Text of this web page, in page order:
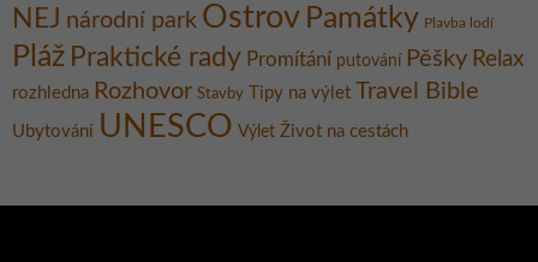
NEJ národní park Ostrov Památky Plavba lodí
Pláž Praktické rady Promítání putování Pěšky Relax
rozhledna Rozhovor Stavby Tipy na výlet Travel Bible
Ubytování UNESCO Výlet Život na cestách